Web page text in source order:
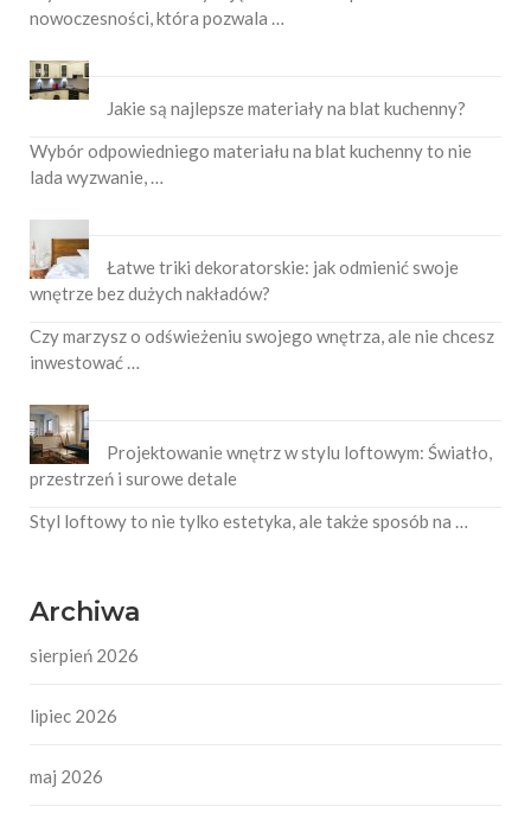
nowoczesności, która pozwala …
Jakie są najlepsze materiały na blat kuchenny?
Wybór odpowiedniego materiału na blat kuchenny to nie
lada wyzwanie, …
Łatwe triki dekoratorskie: jak odmienić swoje
wnętrze bez dużych nakładów?
Czy marzysz o odświeżeniu swojego wnętrza, ale nie chcesz
inwestować …
Projektowanie wnętrz w stylu loftowym: Światło,
przestrzeń i surowe detale
Styl loftowy to nie tylko estetyka, ale także sposób na …
Archiwa
sierpień 2026
lipiec 2026
maj 2026